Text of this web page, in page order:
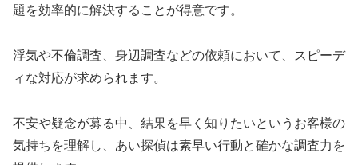
題を効率的に解決することが得意です。
浮気や不倫調査、身辺調査などの依頼において、スピーデ
ィな対応が求められます。
不安や疑念が募る中、結果を早く知りたいというお客様の
気持ちを理解し、あい探偵は素早い行動と確かな調査力を